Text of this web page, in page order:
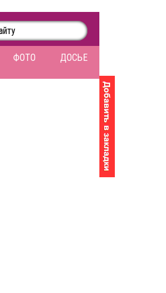
ФОТО ДОСЬЕ